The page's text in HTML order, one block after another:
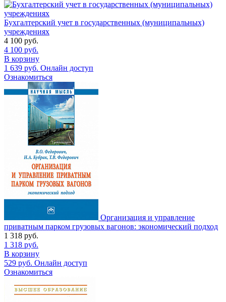
Бухгалтерский учет в государственных (муниципальных)
учреждениях
4 100 руб.
4 100 руб.
В корзину
1 639 руб. Онлайн доступ
Ознакомиться
Организация и управление
приватным парком грузовых вагонов: экономический подход
1 318 руб.
1 318 руб.
В корзину
529 руб. Онлайн доступ
Ознакомиться